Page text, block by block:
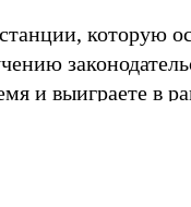
которую
и выиграете в